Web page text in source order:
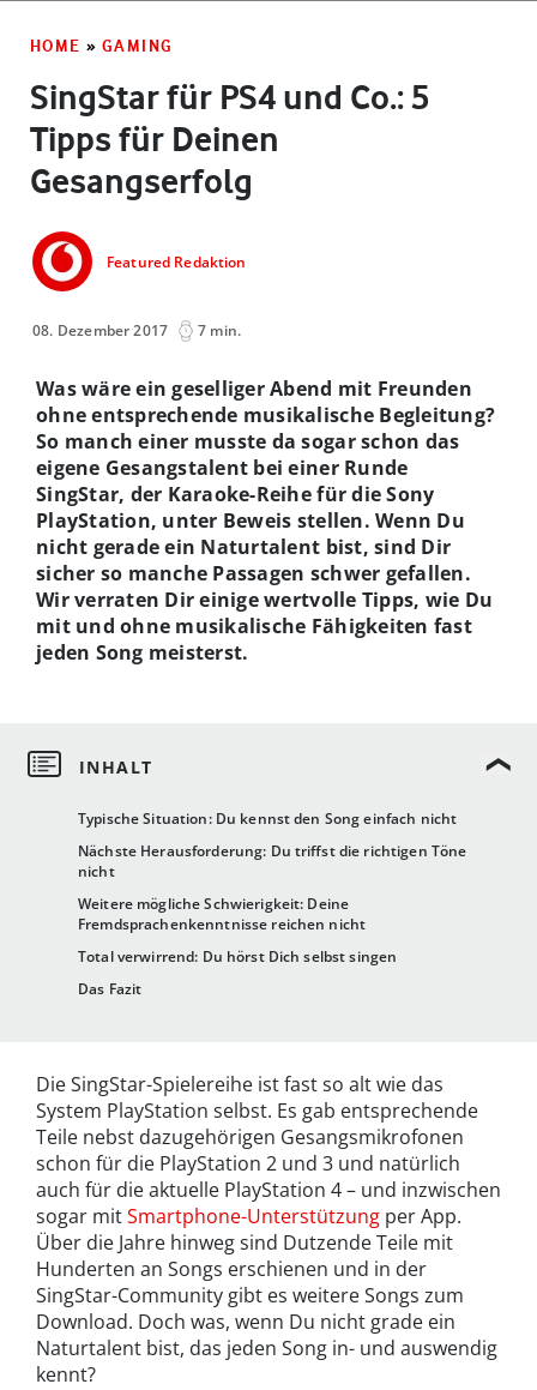
HOME » GAMING
SingStar für PS4 und Co.: 5
Tipps für Deinen
Gesangserfolg
Featured Redaktion
08. Dezember 2017 7 min.
Typische Situation: Du kennst den Song einfach nicht
Nächste Herausforderung: Du triffst die richtigen Töne
nicht
Weitere mögliche Schwierigkeit: Deine
Fremdsprachenkenntnisse reichen nicht
Total verwirrend: Du hörst Dich selbst singen
Das Fazit
Was wäre ein geselliger Abend mit Freunden
ohne entsprechende musikalische Begleitung?
So manch einer musste da sogar schon das
eigene Gesangstalent bei einer Runde
SingStar, der Karaoke-Reihe für die Sony
PlayStation, unter Beweis stellen. Wenn Du
nicht gerade ein Naturtalent bist, sind Dir
sicher so manche Passagen schwer gefallen.
Wir verraten Dir einige wertvolle Tipps, wie Du
mit und ohne musikalische Fähigkeiten fast
jeden Song meisterst.
Die SingStar-Spielereihe ist fast so alt wie das
System PlayStation selbst. Es gab entsprechende
Teile nebst dazugehörigen Gesangsmikrofonen
schon für die PlayStation 2 und 3 und natürlich
auch für die aktuelle PlayStation 4 – und inzwischen
sogar mitSmartphone-Unterstützung per App.
Über die Jahre hinweg sind Dutzende Teile mit
Hunderten an Songs erschienen und in der
SingStar-Community gibt es weitere Songs zum
Download. Doch was, wenn Du nicht grade ein
Naturtalent bist, das jeden Song in- und auswendig
kennt?